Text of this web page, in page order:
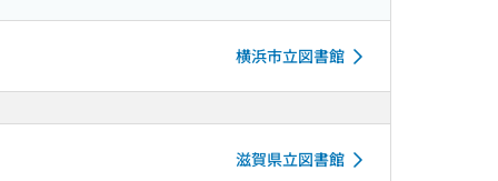
横浜市立図書館
滋賀県立図書館